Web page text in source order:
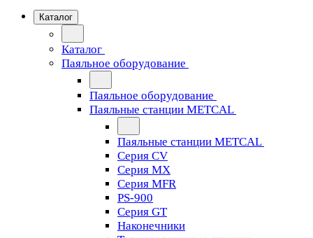
Каталог
Каталог
Паяльное оборудование
Паяльное оборудование
Паяльные станции METCAL
Паяльные станции METCAL
Серия CV
Серия MX
Серия MFR
PS-900
Серия GT
Наконечники